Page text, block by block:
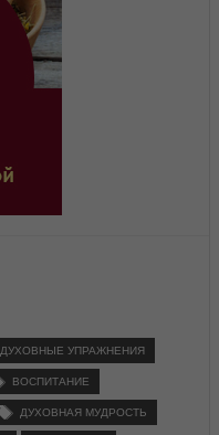
ДУХОВНЫЕ УПРАЖНЕНИЯ
ВОСПИТАНИЕ
ДУХОВНАЯ МУДРОСТЬ